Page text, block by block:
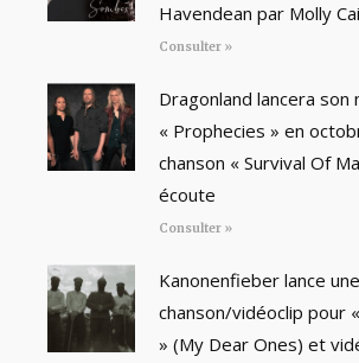
Havendean par Molly
Consulter »
Dragonland lancera son
« Prophecies » en
chanson « Survival Of
écoute
Consulter »
Kanonenfieber lance
chanson/vidéoclip pour
» (My Dear Ones) et